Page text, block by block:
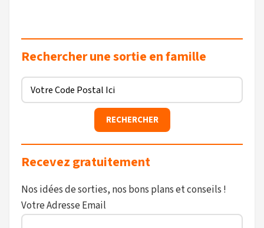
Rechercher une sortie en famille
Recevez gratuitement
Nos idées de sorties, nos bons plans et conseils !
Votre Adresse Email